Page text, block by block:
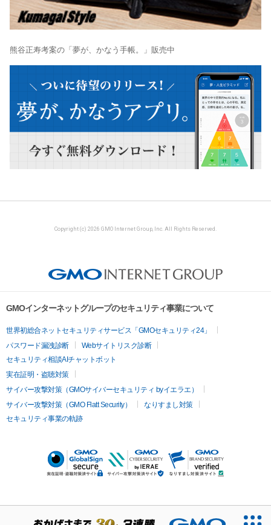
熊谷正寿考案の「夢が、かなう手帳。」販売中
Copyright (c) 2026 GMO Internet Group, Inc. All Rights Reserved.
GMOインターネットグループのセキュリティ事業について
世界初総合ネットセキュリティサービス「GMOセキュリティ24」
パスワード漏洩診断
Webサイトリスク診断
セキュリティ相談AIチャットボット
実在証明・盗聴対策
サイバー攻撃対策（GMOサイバーセキュリティ byイエラエ）
サイバー攻撃対策（GMO Flatt Security）
なりすまし対策
セキュリティ事業の軌跡